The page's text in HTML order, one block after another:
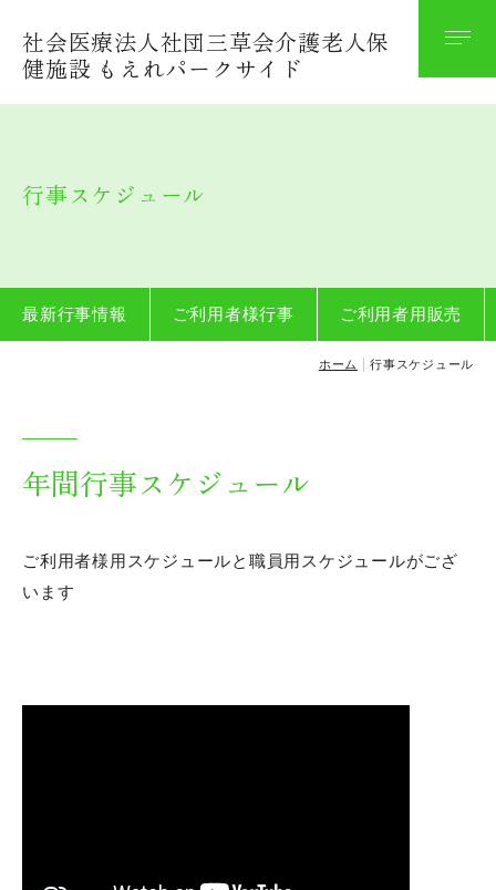
社会医療法人社団三草会介護老人保
健施設 もえれパークサイド
行事スケジュール
最新行事情報 ご利用者様行事 ご利用者用販売
ホーム 行事スケジュール
法人案内
理念
関連施設案内
法人保育園
施設規程等
施設内ポリシー
協力医療機関
各種サービス時間
所定疾患施設療養費算定状況
年間行事スケジュール
ご利用者様用スケジュールと職員用スケジュールがござ
います